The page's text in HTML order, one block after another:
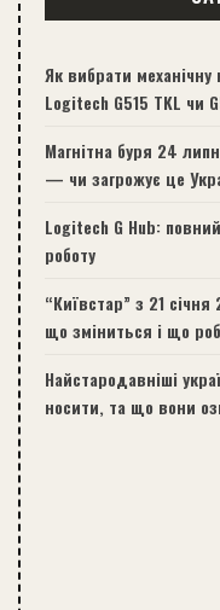
Як вибрати механічну
Logitech G515 TKL чи
Магнітна буря 24
— чи загрожує це
Logitech G Hub:
роботу
“Київстар” з 21
що зміниться і що
Найстародавніші
носити, та що вони